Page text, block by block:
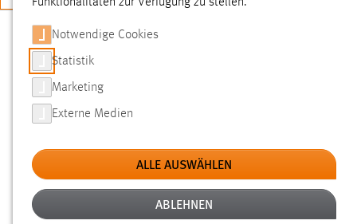
SUCHE
FILTER
Typ
Erstellungsdatum
Notwendige Cookies
Statistik
Marketing
Externe Medien
ALLE AUSWÄHLEN
ABLEHNEN